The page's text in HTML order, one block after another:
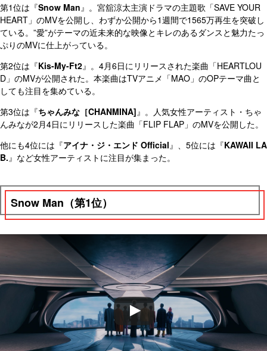
第1位は『Snow Man 』。宮舘涼太主演ドラマの主題歌「SAVE YOUR
HEART」のMVを公開し、わずか公開から1週間で1565万再生を突破し
ている。”愛”がテーマの近未来的な映像とキレのあるダンスと魅力たっ
ぷりのMVに仕上がっている。
第2位は『Kis-My-Ft2』。4月6日にリリースされた楽曲「HEARTLOU
D」のMVが公開された。本楽曲はTVアニメ「MAO」のOPテーマ曲と
しても注目を集めている。
第3位は『ちゃんみな［CHANMINA] 』。人気女性アーティスト・ちゃ
んみなが2月4日にリリースした楽曲「FLIP FLAP」のMVを公開した。
他にも4位には『アイナ・ジ・エンド Official 』、5位には『KAWAII LA
B. 』など女性アーティストに注目が集まった。
Snow Man（第1位）